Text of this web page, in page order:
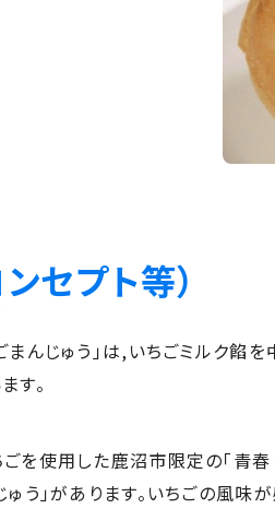
セプト等）
まんじゅう」は,いちごミルク
す。
を使用した鹿沼市限定の「青春
う」があります。いちごの風味